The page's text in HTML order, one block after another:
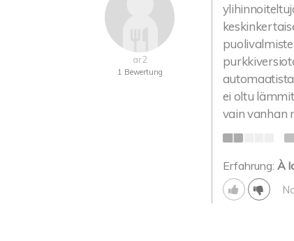
ar2
1 Bewertung
ei oltu
vain vanhan
Erfahrung: À